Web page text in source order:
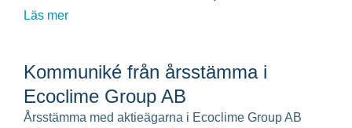
Läs mer
Kommuniké från årsstämma i
Ecoclime Group AB
Årsstämma med aktieägarna i Ecoclime Group AB